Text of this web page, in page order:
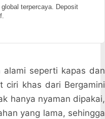
terpercaya. Deposit
alami seperti kapas dan
ciri khas dari Bergamini
hanya nyaman dipakai,
yang lama, sehingga